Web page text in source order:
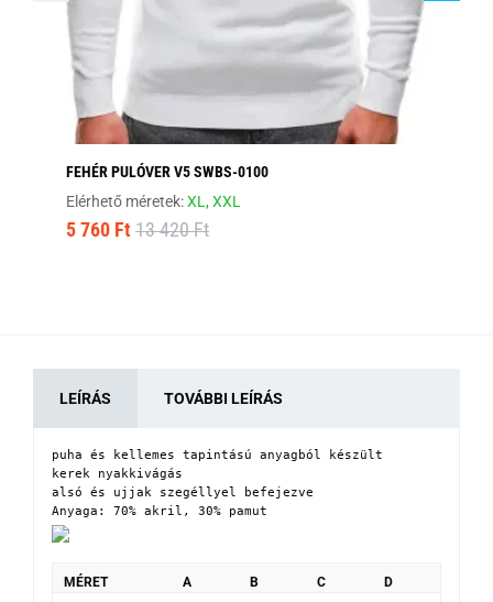
FEHÉR PULÓVER V5 SWBS-0100
Elérhető méretek:XL,XXL
5 760 Ft 13 420 Ft
LEÍRÁS TOVÁBBI LEÍRÁS
puha és kellemes tapintású anyagból készült
kerek nyakkivágás
alsó és ujjak szegéllyel befejezve
Anyaga: 70% akril, 30% pamut
MÉRET A B C D